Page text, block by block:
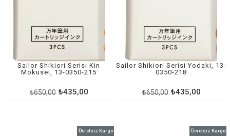
Sailor Shikiori Serisi Kin
Mokusei, 13-0350-215
₺435,00
₺650,00
Sailor Shikiori Serisi Yodaki, 13-
0350-218
₺435,00
₺650,00
Ücretsiz Kargo Ücretsiz Kargo